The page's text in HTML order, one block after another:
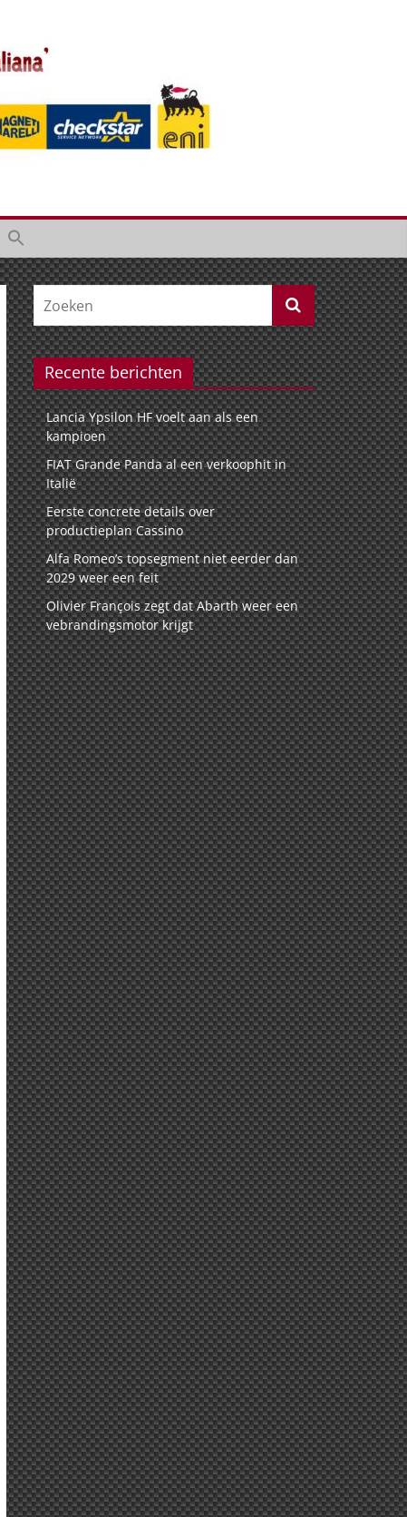
Recente berichten
Lancia Ypsilon HF voelt aan als een
kampioen
FIAT Grande Panda al een verkoophit in
Italië
Eerste concrete details over
productieplan Cassino
Alfa Romeo’s topsegment niet eerder dan
2029 weer een feit
Olivier François zegt dat Abarth weer een
vebrandingsmotor krijgt